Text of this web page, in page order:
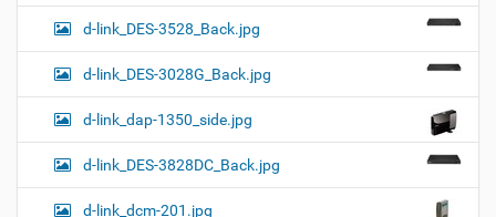
d-link_DES-3528_Back.jpg
d-link_DES-3028G_Back.jpg
d-link_dap-1350_side.jpg
d-link_DES-3828DC_Back.jpg
d-link_dcm-201.jpg